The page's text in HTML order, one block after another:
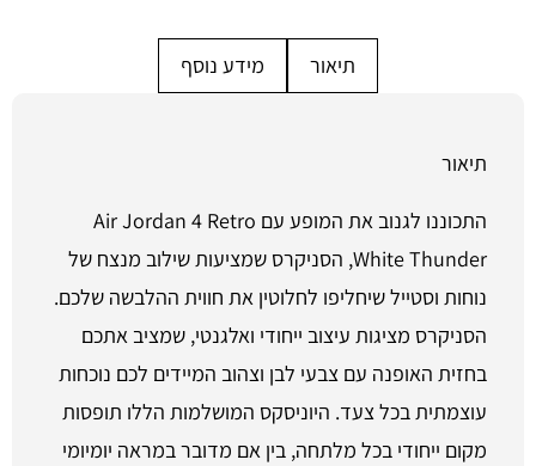
תיאור מידע נוסף
תיאור
התכוננו לגנוב את המופע עם Air Jordan 4 Retro
White Thunder, הסניקרס שמציעות שילוב מנצח של
נוחות וסטייל שיחליפו לחלוטין את חווית ההלבשה שלכם.
הסניקרס מציגות עיצוב ייחודי ואלגנטי, שמציב אתכם
בחזית האופנה עם צבעי לבן וצהוב המיידים לכם נוכחות
עוצמתית בכל צעד. היוניסקס המושלמות הללו תופסות
מקום ייחודי בכל מלתחה, בין אם מדובר במראה יומיומי